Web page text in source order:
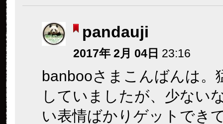
pandauji
2017年 2月 04日 23:16
banbooさまこんばんは。
していましたが、少ない
い表情ばかりゲットでき